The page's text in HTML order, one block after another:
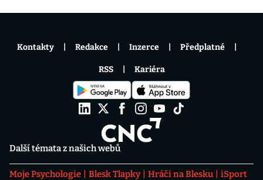
Další témata z našich webů
Moje Psychologie Blesk Tlapky Hráči na Blesku
iSport
Kontakty Redakce Inzerce Předplatné
RSS Kariéra